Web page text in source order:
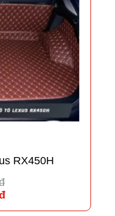
RX450H